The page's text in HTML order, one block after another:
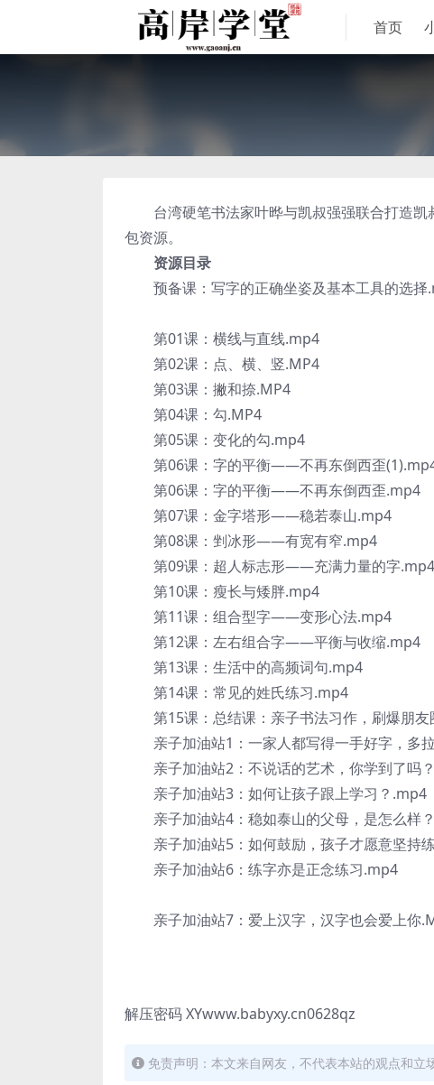
首页
台湾硬笔书法家叶晔与凯叔强强联合打造凯
包资源。
资源目录
预备课：写字的正确坐姿及基本工具的选择
第01课：横线与直线.mp4
第02课：点、横、竖.MP4
第03课：撇和捺.MP4
第04课：勾.MP4
第05课：变化的勾.mp4
第06课：字的平衡——不再东倒西歪
第06课：字的平衡——不再东倒西歪.mp4
第07课：金字塔形——稳若泰山.mp4
第08课：剉冰形——有宽有窄.mp4
第09课：超人标志形——充满力量的字.mp4
第10课：瘦长与矮胖.mp4
第11课：组合型字——变形心法.mp4
第12课：左右组合字——平衡与收缩.mp4
第13课：生活中的高频词句.mp4
第14课：常见的姓氏练习.mp4
第15课：总结课：亲子书法习作，刷爆朋友
亲子加油站1：一家人都写得一手好字，多
亲子加油站2：不说话的艺术，你学到了吗
亲子加油站3：如何让孩子跟上学习？.mp4
亲子加油站4：稳如泰山的父母，是怎么样
亲子加油站5：如何鼓励，孩子才愿意坚持
亲子加油站6：练字亦是正念练习.mp4
亲子加油站7：爱上汉字，汉字也会爱上你
解压密码 XYwww.babyxy.cn0628qz
免责声明：本文来自网友，不代表本站的观点和立